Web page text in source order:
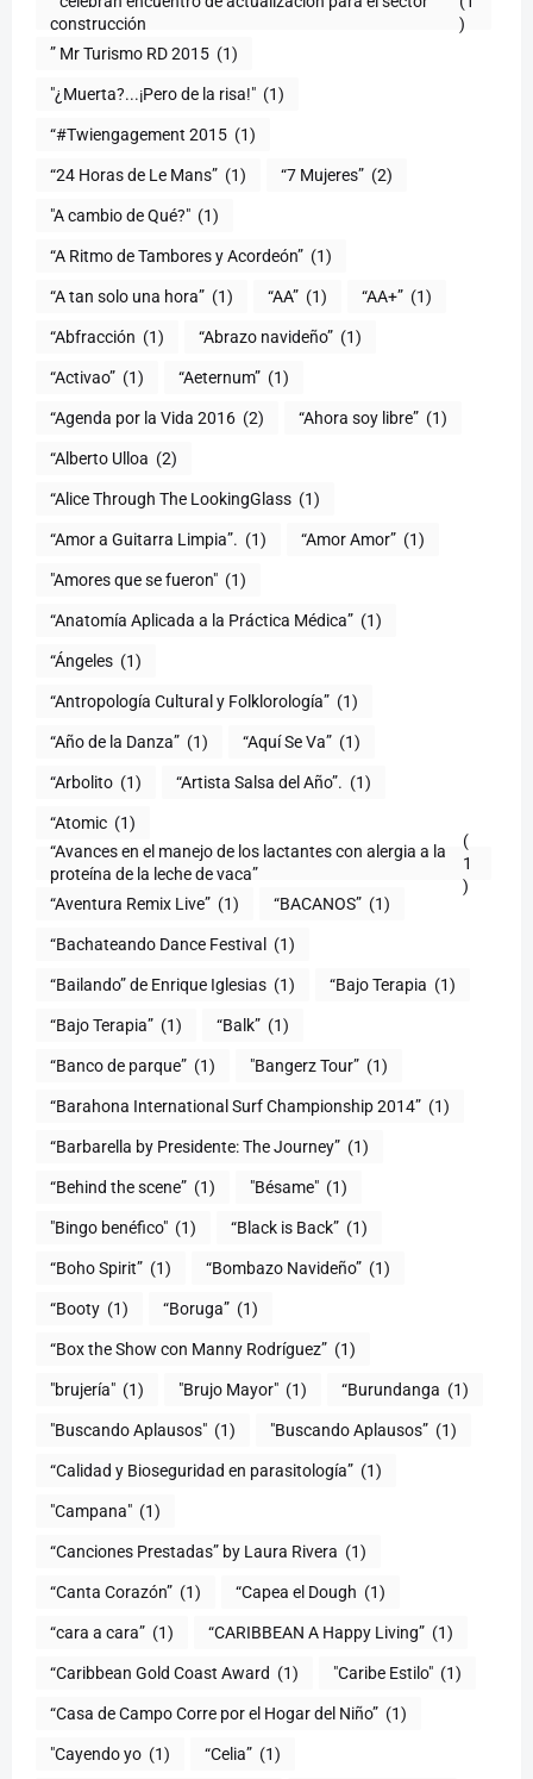
construcción
)
” Mr Turismo RD 2015 (1)
"¿Muerta?...¡Pero de la risa!" (1)
“#Twiengagement 2015 (1)
“24 Horas de Le Mans” (1) “7 Mujeres” (2)
(1)
“A Ritmo de Tambores y Acordeón” (1)
“A tan solo una hora” (1) “AA” (1) “AA+” (1)
“Abfracción (1) “Abrazo navideño” (1)
“Activao” (1) “Aeternum” (1)
“Agenda por la Vida 2016 (2) “Ahora soy libre” (1)
“Alberto Ulloa (2)
“Alice Through The LookingGlass (1)
“Amor a Guitarra Limpia”. (1) “Amor Amor” (1)
"Amores que se fueron" (1)
“Anatomía Aplicada a la Práctica Médica” (1)
“Ángeles (1)
“Antropología Cultural y Folklorología” (1)
“Año de la Danza” (1) “Aquí Se Va” (1)
“Arbolito (1) “Artista Salsa del Año”. (1)
“Atomic (1)
“Avances en el manejo de los lactantes con alergia a la
proteína de la leche de vaca”
(
1
)
“Aventura Remix Live” (1) “BACANOS” (1)
“Bachateando Dance Festival (1)
“Bailando” de Enrique Iglesias (1) “Bajo Terapia (1)
“Bajo Terapia” (1) “Balk” (1)
“Banco de parque” (1) "Bangerz Tour” (1)
“Barahona International Surf Championship 2014” (1)
“Barbarella by Presidente: The Journey” (1)
“Behind the scene” (1) "Bésame" (1)
"Bingo benéfico" (1) “Black is Back” (1)
“Boho Spirit” (1) “Bombazo Navideño” (1)
“Booty (1) “Boruga” (1)
“Box the Show con Manny Rodríguez” (1)
"brujería" (1) "Brujo Mayor" (1) “Burundanga (1)
"Buscando Aplausos" (1) "Buscando Aplausos” (1)
(1)
"Campana" (1)
“Canciones Prestadas” by Laura Rivera (1)
“Canta Corazón” (1) “Capea el Dough (1)
“cara a cara” (1) “CARIBBEAN A Happy Living” (1)
(1) "Caribe Estilo" (1)
“Casa de Campo Corre por el Hogar del Niño” (1)
"Cayendo yo (1) (1)